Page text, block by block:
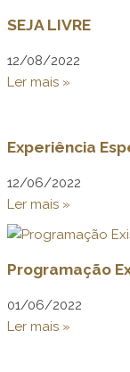
SEJA LIVRE
12/08/2022
Ler mais »
Experiência
12/06/2022
Ler mais »
Programação
01/06/2022
Ler mais »